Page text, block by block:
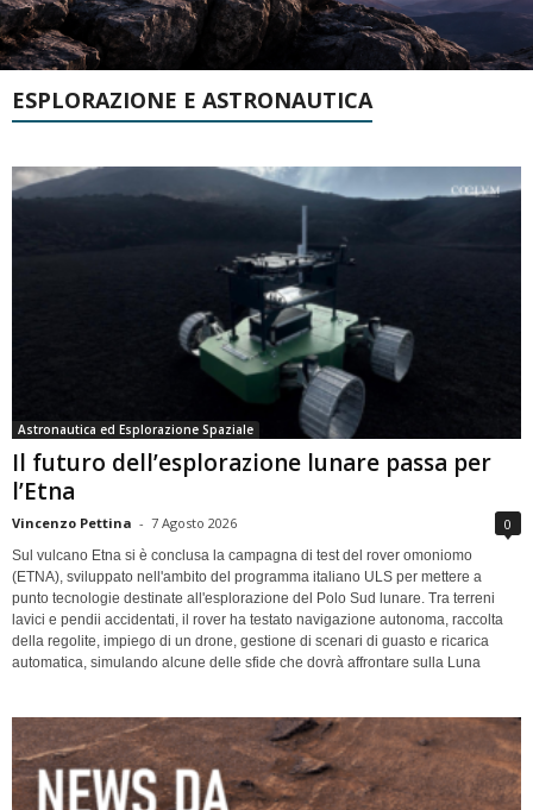
ESPLORAZIONE E ASTRONAUTICA
Astronautica ed Esplorazione Spaziale
Il futuro dell’esplorazione lunare passa per
l’Etna
Vincenzo Pettina - 7 Agosto 2026 0
Sul vulcano Etna si è conclusa la campagna di test del rover omoniomo
(ETNA), sviluppato nell'ambito del programma italiano ULS per mettere a
punto tecnologie destinate all'esplorazione del Polo Sud lunare. Tra terreni
lavici e pendii accidentati, il rover ha testato navigazione autonoma, raccolta
della regolite, impiego di un drone, gestione di scenari di guasto e ricarica
automatica, simulando alcune delle sfide che dovrà affrontare sulla Luna